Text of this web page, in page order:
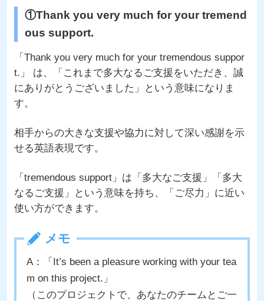
①Thank you very much for your tremend
ous support.
「Thank you very much for your tremendous suppor
t.」 は、「これまで多大なるご支援をいただき、誠
にありがとうございました」という意味になりま
す。
相手からの大きな支援や協力に対して深い感謝を示
せる英語表現です。
「tremendous support」は「多大なご支援」「多大
なるご支援」という意味を持ち、「ご尽力」に近い
使い方ができます。
メモ
A：「It’s been a pleasure working with your tea
m on this project.」
（このプロジェクトで、あなたのチームとご一